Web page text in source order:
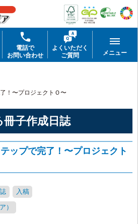
電話で
お問い合わせ
よくいただく
ご質問
メニュー
！〜プロジェクトＯ〜
子作成日誌
ップで完了！〜プロジェクト
入稿
）